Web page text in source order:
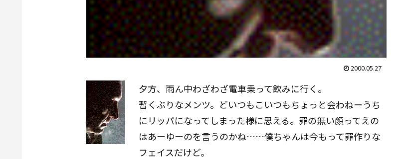
2000.05.27
夕方、雨ん中わざわざ電車乗って飲みに行く。
暫くぶりなメンツ。どいつもこいつもちょっと会わねーうち
にリッパになってしまった様に思える。罪の無い顔ってえの
はあーゆーのを言うのかね……僕ちゃんは今もって罪作りな
フェイスだけど。